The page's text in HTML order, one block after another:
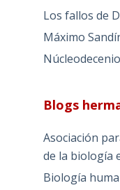
Los fallos de
Máximo
Núcleodecenio
Blogs
Asociación
de la biología
Biología